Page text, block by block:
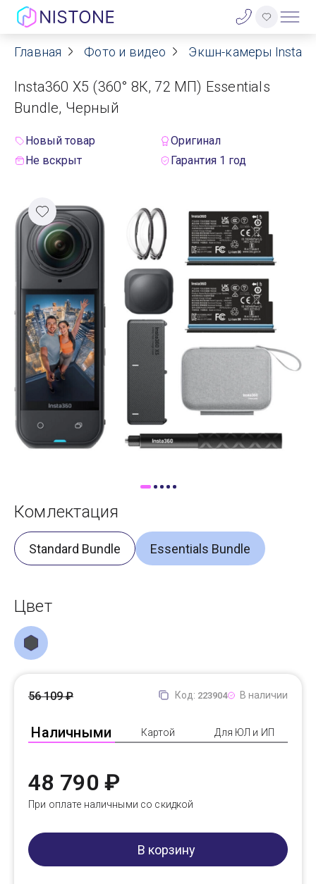
Акции
О нас
Договор оферты
Реквизиты
Контакты
Гарантия
Оплата
Доставка
Самовывоз
Trade-In
Главная Фото и видео Экшн-камеры
Insta360 X5 (360° 8К, 72 МП) Essentials
Bundle, Черный
Новый товар
Оригинал
Не вскрыт
Гарантия 1 год
Комлектация
Standard Bundle Essentials Bundle
Цвет
Код: 223904 В наличии
Наличными Картой Для ЮЛ и ИП
56 109 ₽
48 790 ₽
При оплате наличными со скидкой
В корзину